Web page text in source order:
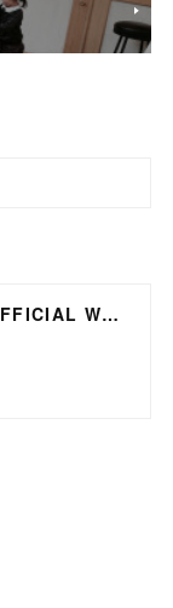
Cafe&Bar 銀山ベース OFFICIAL WEB SITE